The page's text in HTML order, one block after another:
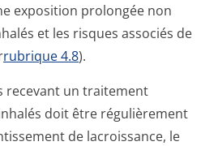
exposition prolongée non
et les risques associés de
rubrique 4.8).
recevant un traitement
doit être régulièrement
de lacroissance, le